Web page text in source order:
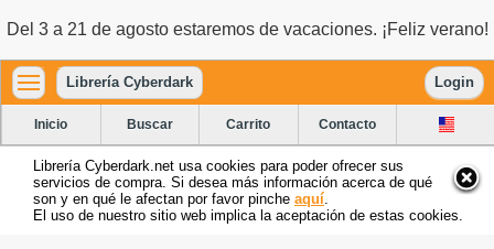
Del 3 a 21 de agosto estaremos de vacaciones. ¡Feliz verano!
Librería Cyberdark Login
Inicio Buscar Carrito Contacto
Librería Cyberdark.net usa cookies para poder ofrecer sus
servicios de compra. Si desea más información acerca de qué
son y en qué le afectan por favor pinche aquí
El uso de nuestro sitio web implica la aceptación de estas cookies.